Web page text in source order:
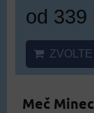
od 339
Meč